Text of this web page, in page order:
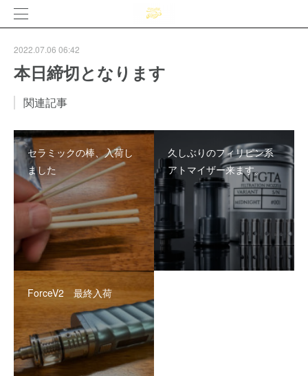
2022.07.06 06:42
本日締切となります
関連記事
セラミックの棒、入荷し
ました
久しぶりのフィリピン系
アトマイザー来ます。
ForceV2 最終入荷